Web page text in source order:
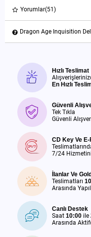
Yorumlar(51)
Dragon Age Inquisition
Hızlı Teslimat
En Hızlı
Güvenli
Tek Tıkla
Güvenli
CD Key Ve E-
7/24
İlanlar Ve
Teslimatları
Arasında
Canlı Destek
Saat 10:00 ile
Arasında